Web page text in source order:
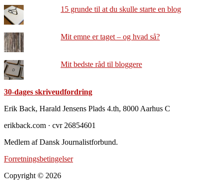
15 grunde til at du skulle starte en blog
Mit emne er taget – og hvad så?
Mit bedste råd til bloggere
30-dages skriveudfordring
Footer
Erik Back, Harald Jensens Plads 4.th, 8000 Aarhus C
erikback.com · cvr 26854601
Medlem af Dansk Journalistforbund.
Forretningsbetingelser
Copyright © 2026